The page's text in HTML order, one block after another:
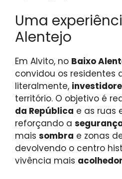
Uma
Alentejo
Em Alvito, no Baixo
convidou os residentes
literalmente,
território. O objetivo é
da República e as ruas
reforçando a
mais sombra e zonas
devolvendo o centro
vivência mais